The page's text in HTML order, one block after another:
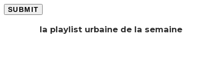
la playlist urbaine de la semaine